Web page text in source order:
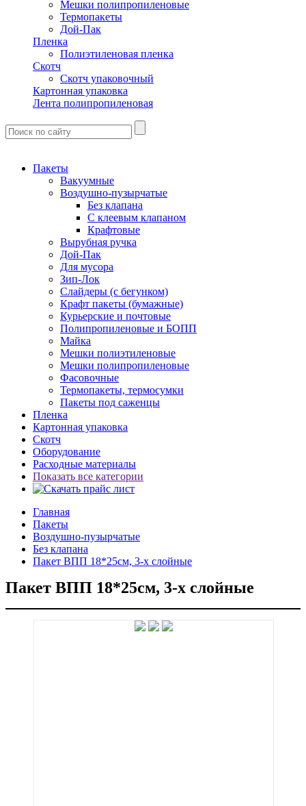
Мешки полипропиленовые
Термопакеты
Дой-Пак
Пленка
Полиэтиленовая пленка
Скотч
Скотч упаковочный
Картонная упаковка
Лента полипропиленовая
Пакеты
Вакуумные
Воздушно-пузырчатые
Без клапана
С клеевым клапаном
Крафтовые
Вырубная ручка
Дой-Пак
Для мусора
Зип-Лок
Слайдеры (с бегунком)
Крафт пакеты (бумажные)
Курьерские и почтовые
Полипропиленовые и БОПП
Майка
Мешки полиэтиленовые
Мешки полипропиленовые
Фасовочные
Термопакеты, термосумки
Пакеты под саженцы
Пленка
Картонная упаковка
Скотч
Оборудование
Расходные материалы
Показать все категории
Главная
Пакеты
Воздушно-пузырчатые
Без клапана
Пакет ВПП 18*25см, 3-х слойные
Пакет ВПП 18*25см, 3-х слойные